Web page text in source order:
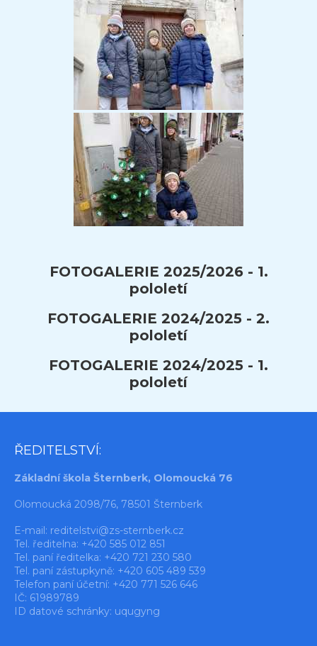
FOTOGALERIE 2025/2026 - 1.
pololetí
FOTOGALERIE 2024/2025 - 2.
pololetí
FOTOGALERIE 2024/2025 - 1.
pololetí
ŘEDITELSTVÍ:
Základní škola Šternberk, Olomoucká 76
Olomoucká 2098/76, 78501 Šternberk
E-mail: reditelstvi@zs-sternberk.cz
Tel. ředitelna: +420 585 012 851
Tel. paní ředitelka: +420 721 230 580
Tel. paní zástupkyně: +420 605 489 539
Telefon paní účetní: +420 771 526 646
IČ: 61989789
ID datové schránky: uqugyng